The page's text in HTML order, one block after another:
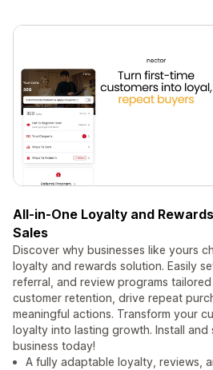
All-in-One Loyalty and
Sales
Discover why businesses like yours
loyalty and rewards solution. Easily
referral, and review programs
customer retention, drive repeat
meaningful actions. Transform your
loyalty into lasting growth. Install
business today!
A fully adaptable loyalty, reviews,